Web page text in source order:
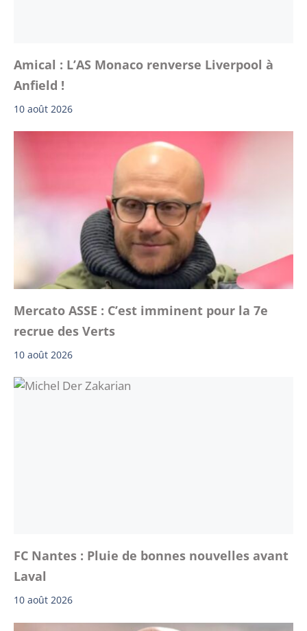
Amical : L’AS Monaco renverse Liverpool à
Anfield !
10 août 2026
Mercato ASSE : C’est imminent pour la 7e
recrue des Verts
10 août 2026
FC Nantes : Pluie de bonnes nouvelles avant
Laval
10 août 2026